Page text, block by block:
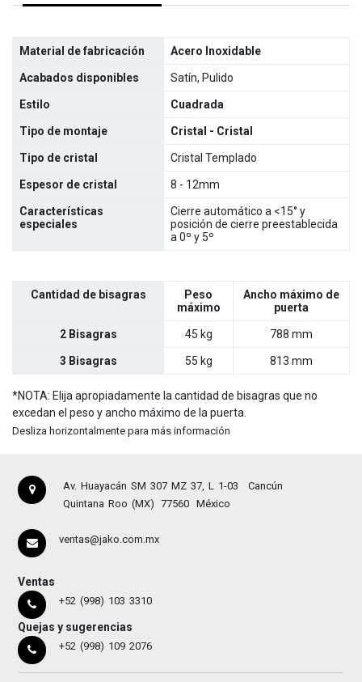
Material de fabricación Acero Inoxidable
Acabados disponibles Satín, Pulido
Estilo Cuadrada
Tipo de montaje Cristal - Cristal
Tipo de cristal Cristal Templado
Espesor de cristal 8 - 12mm
Características
especiales
Cierre automático a <15° y
posición de cierre preestablecida
a 0º y 5º
Cantidad de bisagras
Peso
máximo
Ancho máximo de
puerta
2 Bisagras 45 kg 788 mm
3 Bisagras 55 kg 813 mm
*NOTA: Elija apropiadamente la cantidad de bisagras que no
excedan el peso y ancho máximo de la puerta.
Desliza horizontalmente para más información
Av. Huayacán SM 307 MZ 37, L 1-03
Cancún
Quintana Roo (MX)
77560 México
ventas@jako.com.mx
Ventas
+52 (998) 103 3310
Quejas y sugerencias
+52 (998) 109 2076